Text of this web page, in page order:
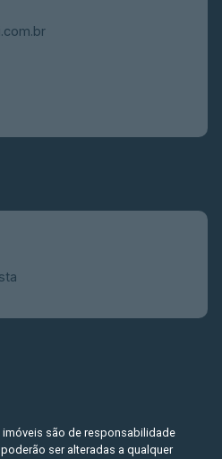
são de responsabilidade
ser alteradas a qualquer